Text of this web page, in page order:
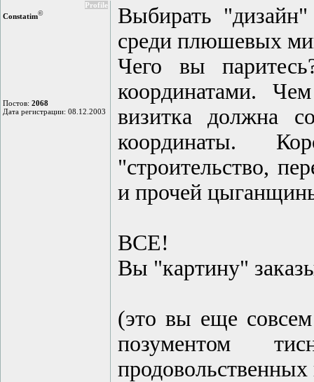
Profile
Constatim©
Постов: 2068
Дата регистрации: 08.12.2003
Выбирать
среди плюшевых
Чего вы
координатами.
визитка должна
координаты.
"строительство,
и прочей
ВСЕ!
Вы "картину"
(это вы еще
позументом